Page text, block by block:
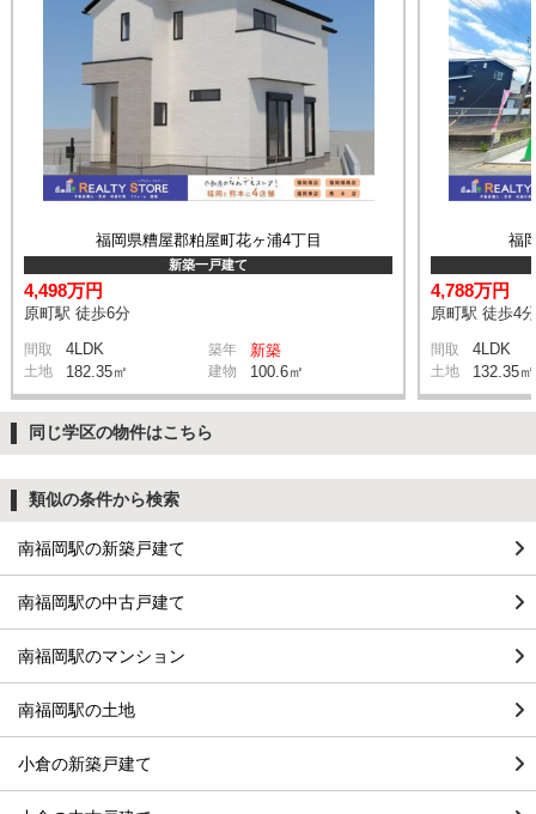
福岡県糟屋郡粕屋町花ヶ浦4丁目
新築一戸建て
4,498万円
原町駅 徒歩6分
間取 4LDK 築年 新築
土地 182.35㎡ 建物 100.6㎡
福
4,788万円
原町駅 徒歩4分
間取 4LDK
土地 132.35㎡
同じ学区の物件はこちら
類似の条件から検索
南福岡駅の新築戸建て
南福岡駅の中古戸建て
南福岡駅のマンション
南福岡駅の土地
小倉の新築戸建て